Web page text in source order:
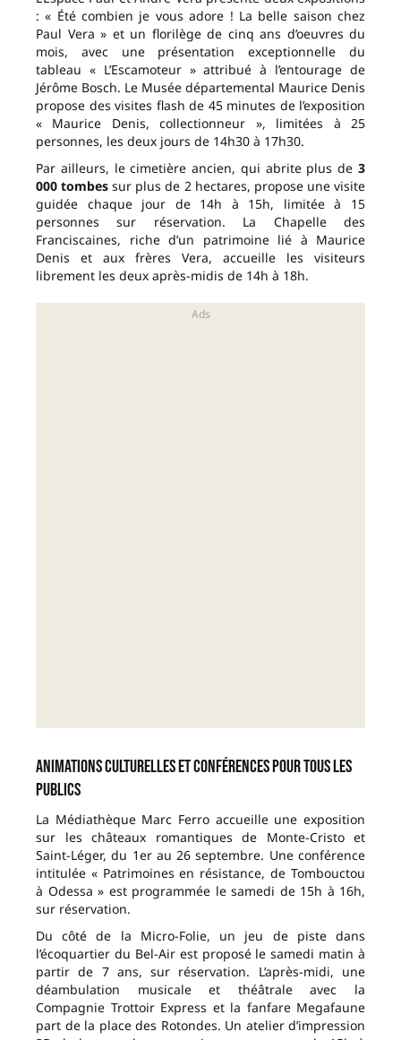
: « Été combien je vous adore ! La belle saison chez
Paul Vera » et un florilège de cinq ans d’oeuvres du
mois, avec une présentation exceptionnelle du
tableau « L’Escamoteur » attribué à l’entourage de
Jérôme Bosch. Le Musée départemental Maurice Denis
propose des visites flash de 45 minutes de l’exposition
« Maurice Denis, collectionneur », limitées à 25
personnes, les deux jours de 14h30 à 17h30.
Par ailleurs, le cimetière ancien, qui abrite plus de 3
000 tombes sur plus de 2 hectares, propose une visite
guidée chaque jour de 14h à 15h, limitée à 15
personnes sur réservation. La Chapelle des
Franciscaines, riche d’un patrimoine lié à Maurice
Denis et aux frères Vera, accueille les visiteurs
librement les deux après-midis de 14h à 18h.
Animations culturelles et conférences pour tous les
publics
La Médiathèque Marc Ferro accueille une exposition
sur les châteaux romantiques de Monte-Cristo et
Saint-Léger, du 1er au 26 septembre. Une conférence
intitulée « Patrimoines en résistance, de Tombouctou
à Odessa » est programmée le samedi de 15h à 16h,
sur réservation.
Du côté de la Micro-Folie, un jeu de piste dans
l’écoquartier du Bel-Air est proposé le samedi matin à
partir de 7 ans, sur réservation. L’après-midi, une
déambulation musicale et théâtrale avec la
Compagnie Trottoir Express et la fanfare Megafaune
part de la place des Rotondes. Un atelier d’impression